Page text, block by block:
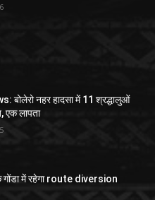
बोलेरो नहर हादसा में 11 श्रद्धालुओं
एक लापता
में रहेगा route diversion